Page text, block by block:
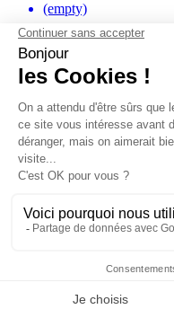
(empty)
-30% 2 790,70 €
1 953,49 €